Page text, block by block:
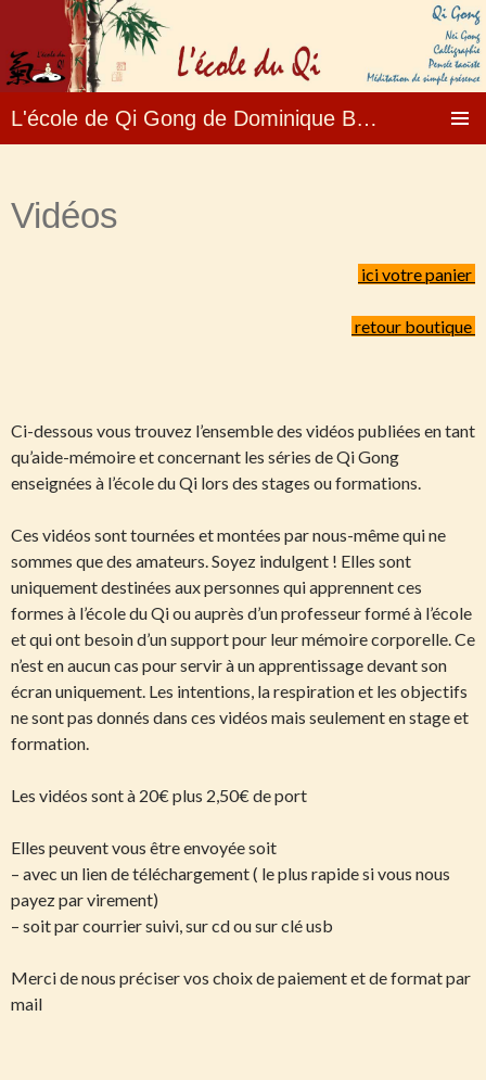
L'école de Qi Gong de Dominique Banizette –
Vidéos
ici votre panier
retour boutique
Ci-dessous vous trouvez l’ensemble des vidéos publiées en tant
qu’aide-mémoire et concernant les séries de Qi Gong
enseignées à l’école du Qi lors des stages ou formations.
Ces vidéos sont tournées et montées par nous-même qui ne
sommes que des amateurs. Soyez indulgent ! Elles sont
uniquement destinées aux personnes qui apprennent ces
formes à l’école du Qi ou auprès d’un professeur formé à l’école
et qui ont besoin d’un support pour leur mémoire corporelle. Ce
n’est en aucun cas pour servir à un apprentissage devant son
écran uniquement. Les intentions, la respiration et les objectifs
ne sont pas donnés dans ces vidéos mais seulement en stage et
formation.
Les vidéos sont à 20€ plus 2,50€ de port
Elles peuvent vous être envoyée soit
– avec un lien de téléchargement ( le plus rapide si vous nous
payez par virement)
– soit par courrier suivi, sur cd ou sur clé usb
Merci de nous préciser vos choix de paiement et de format par
mail